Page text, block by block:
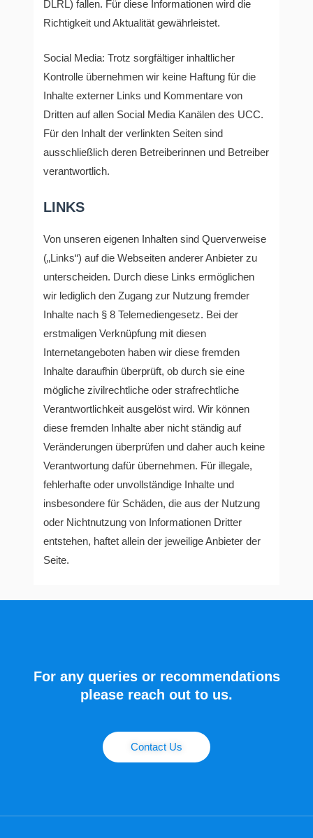
DLRL) fallen. Für diese Informationen wird die
Richtigkeit und Aktualität gewährleistet.
Social Media: Trotz sorgfältiger inhaltlicher
Kontrolle übernehmen wir keine Haftung für die
Inhalte externer Links und Kommentare von
Dritten auf allen Social Media Kanälen des UCC.
Für den Inhalt der verlinkten Seiten sind
ausschließlich deren Betreiberinnen und Betreiber
verantwortlich.
LINKS
Von unseren eigenen Inhalten sind Querverweise
(„Links“) auf die Webseiten anderer Anbieter zu
unterscheiden. Durch diese Links ermöglichen
wir lediglich den Zugang zur Nutzung fremder
Inhalte nach § 8 Telemediengesetz. Bei der
erstmaligen Verknüpfung mit diesen
Internetangeboten haben wir diese fremden
Inhalte daraufhin überprüft, ob durch sie eine
mögliche zivilrechtliche oder strafrechtliche
Verantwortlichkeit ausgelöst wird. Wir können
diese fremden Inhalte aber nicht ständig auf
Veränderungen überprüfen und daher auch keine
Verantwortung dafür übernehmen. Für illegale,
fehlerhafte oder unvollständige Inhalte und
insbesondere für Schäden, die aus der Nutzung
oder Nichtnutzung von Informationen Dritter
entstehen, haftet allein der jeweilige Anbieter der
Seite.
For any queries or recommendations
please reach out to us.
Contact Us